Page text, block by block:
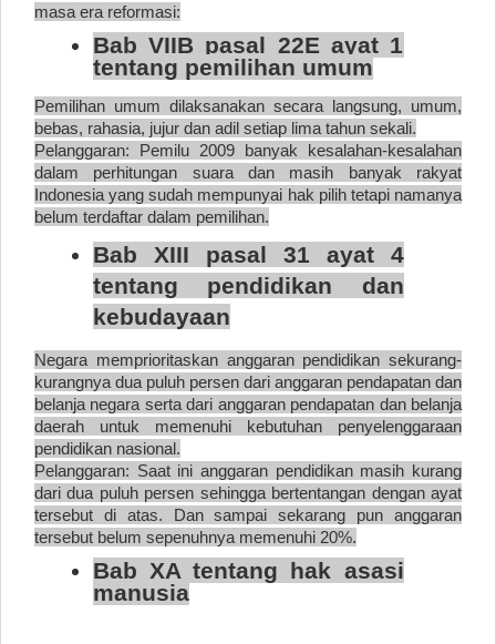
masa era reformasi:
Bab VIIB pasal 22E ayat 1
tentang pemilihan umum
Pemilihan umum dilaksanakan secara langsung, umum,
bebas, rahasia, jujur dan adil setiap lima tahun sekali.
Pelanggaran: Pemilu 2009 banyak kesalahan-kesalahan
dalam perhitungan suara dan masih banyak rakyat
Indonesia yang sudah mempunyai hak pilih tetapi namanya
belum terdaftar dalam pemilihan.
Bab XIII pasal 31 ayat 4
tentang pendidikan dan
kebudayaan
Negara memprioritaskan anggaran pendidikan sekurang-
kurangnya dua puluh persen dari anggaran pendapatan dan
belanja negara serta dari anggaran pendapatan dan belanja
daerah untuk memenuhi kebutuhan penyelenggaraan
pendidikan nasional.
Pelanggaran: Saat ini anggaran pendidikan masih kurang
dari dua puluh persen sehingga bertentangan dengan ayat
tersebut di atas. Dan sampai sekarang pun anggaran
tersebut belum sepenuhnya memenuhi 20%.
Bab XA tentang hak asasi
manusia